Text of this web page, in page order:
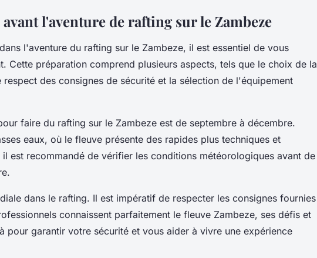
l'aventure de rafting sur le Zambeze
l'aventure du rafting sur le Zambeze, il est essentiel de vous
Cette préparation comprend plusieurs aspects, tels que le choix de la
des consignes de sécurité et la sélection de l'équipement
faire du rafting sur le Zambeze est de septembre à décembre.
eaux, où le fleuve présente des rapides plus techniques et
est recommandé de vérifier les conditions météorologiques avant de
dans le rafting. Il est impératif de respecter les consignes fournies
connaissent parfaitement le fleuve Zambeze, ses défis et
pour garantir votre sécurité et vous aider à vivre une expérience